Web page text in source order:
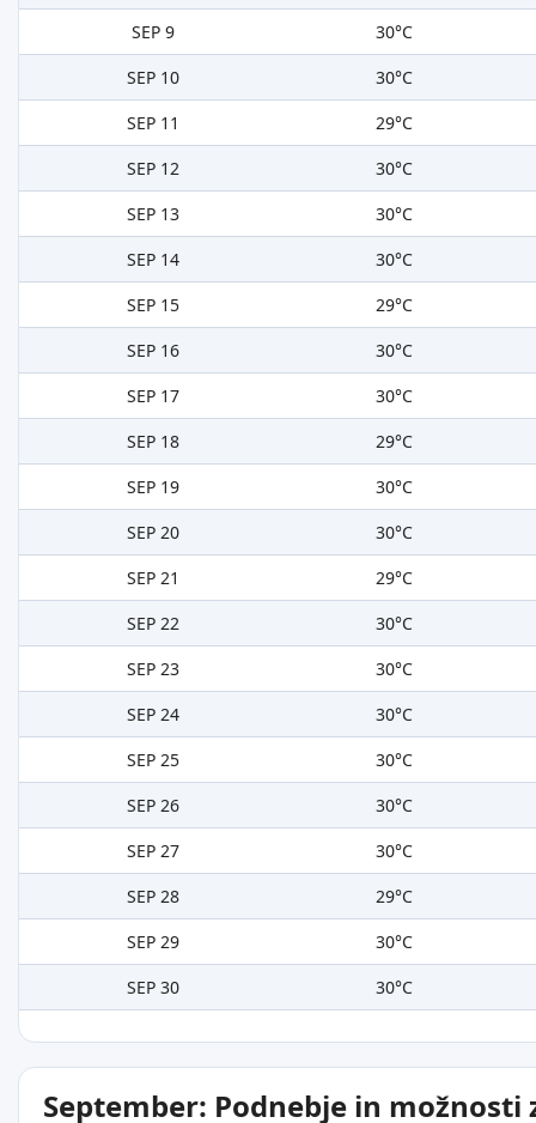
SEP 9
30°C
SEP 10
30°C
SEP 11
29°C
SEP 12
30°C
SEP 13
30°C
SEP 14
30°C
SEP 15
29°C
SEP 16
30°C
SEP 17
30°C
SEP 18
29°C
SEP 19
30°C
SEP 20
30°C
SEP 21
29°C
SEP 22
30°C
SEP 23
30°C
SEP 24
30°C
SEP 25
30°C
SEP 26
30°C
SEP 27
30°C
SEP 28
29°C
SEP 29
30°C
SEP 30
30°C
September: Podnebje in možnosti